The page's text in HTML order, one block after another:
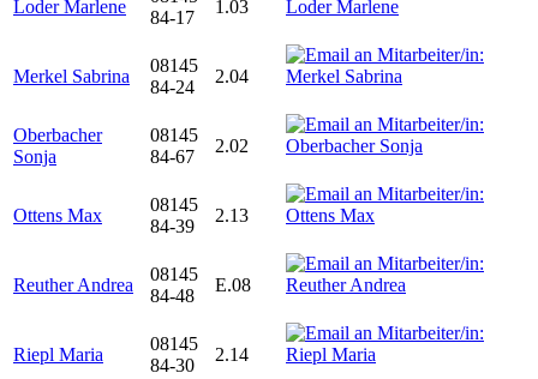
Loder Marlene
84-17
1.03
Merkel Sabrina
08145
84-24
2.04
Oberbacher
Sonja
08145
84-67
2.02
Ottens Max
08145
84-39
2.13
Reuther Andrea
08145
84-48
E.08
Riepl Maria
08145
84-30
2.14